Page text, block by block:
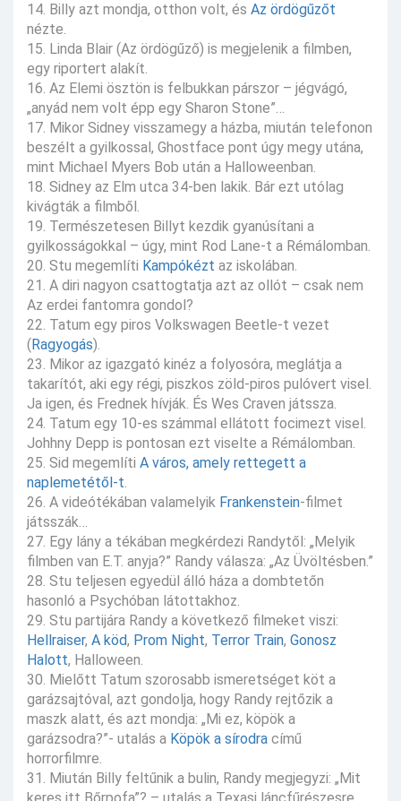
14. Billy azt mondja, otthon volt, és Az ördögűzőt
nézte.
15. Linda Blair (Az ördögűző) is megjelenik a filmben,
egy riportert alakít.
16. Az Elemi ösztön is felbukkan párszor – jégvágó,
„anyád nem volt épp egy Sharon Stone”…
17. Mikor Sidney visszamegy a házba, miután telefonon
beszélt a gyilkossal, Ghostface pont úgy megy utána,
mint Michael Myers Bob után a Halloweenban.
18. Sidney az Elm utca 34-ben lakik. Bár ezt utólag
kivágták a filmből.
19. Természetesen Billyt kezdik gyanúsítani a
gyilkosságokkal – úgy, mint Rod Lane-t a Rémálomban.
20. Stu megemlíti Kampókézt az iskolában.
21. A diri nagyon csattogtatja azt az ollót – csak nem
Az erdei fantomra gondol?
22. Tatum egy piros Volkswagen Beetle-t vezet
( Ragyogás).
23. Mikor az igazgató kinéz a folyosóra, meglátja a
takarítót, aki egy régi, piszkos zöld-piros pulóvert visel.
Ja igen, és Frednek hívják. És Wes Craven játssza.
24. Tatum egy 10-es számmal ellátott focimezt visel.
Johhny Depp is pontosan ezt viselte a Rémálomban.
25. Sid megemlíti A város, amely rettegett a
naplemetétől-t.
26. A videótékában valamelyik Frankenstein-filmet
játsszák…
27. Egy lány a tékában megkérdezi Randytől: „Melyik
filmben van E.T. anyja?” Randy válasza: „Az Üvöltésben.”
28. Stu teljesen egyedül álló háza a dombtetőn
hasonló a Psychóban látottakhoz.
29. Stu partijára Randy a következő filmeket viszi:
Hellraiser, A köd, Prom Night, Terror Train, Gonosz
Halott, Halloween.
30. Mielőtt Tatum szorosabb ismeretséget köt a
garázsajtóval, azt gondolja, hogy Randy rejtőzik a
maszk alatt, és azt mondja: „Mi ez, köpök a
garázsodra?”- utalás a Köpök a sírodra című
horrorfilmre.
31. Miután Billy feltűnik a bulin, Randy megjegyzi: „Mit